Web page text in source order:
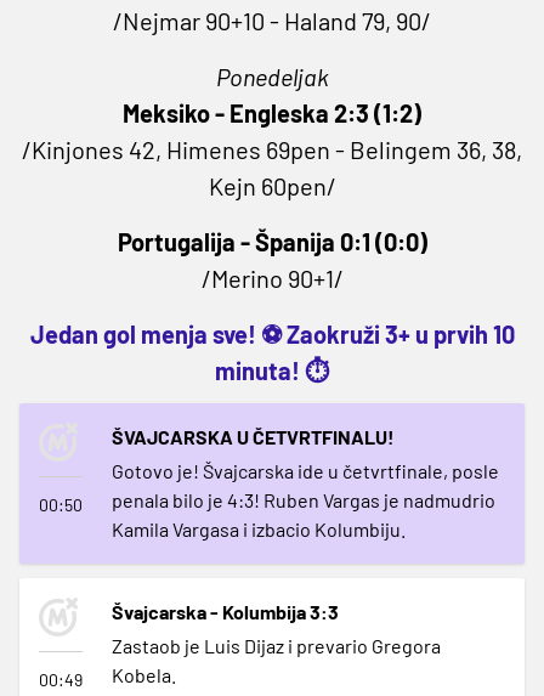
/Nejmar 90+10 - Haland 79, 90/
Ponedeljak
Meksiko - Engleska 2:3 (1:2)
/Kinjones 42, Himenes 69pen - Belingem 36, 38,
Kejn 60pen/
Portugalija - Španija 0:1 (0:0)
/Merino 90+1/
Jedan gol menja sve! ⚽ Zaokruži 3+ u prvih 10
minuta! ⏱️
00:50
ŠVAJCARSKA U ČETVRTFINALU!
Gotovo je! Švajcarska ide u četvrtfinale, posle
penala bilo je 4:3! Ruben Vargas je nadmudrio
Kamila Vargasa i izbacio Kolumbiju.
00:49
Švajcarska - Kolumbija 3:3
Zastaob je Luis Dijaz i prevario Gregora
Kobela.